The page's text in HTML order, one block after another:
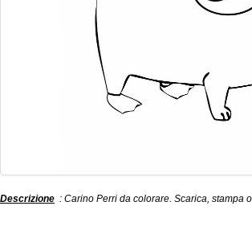
Descrizione : Carino Perri da colorare. Scarica, stampa